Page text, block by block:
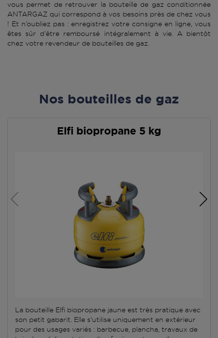
vous permet de retrouver la bouteille de gaz conditionnée
ANTARGAZ qui correspond à vos besoins près de chez vous
! Et n’oubliez pas : enregistrez votre consigne en ligne, vous
êtes sûr d’être remboursé intégralement à vie. A bientôt
chez votre revendeur de bouteilles de gaz.
Nos bouteilles de gaz
Elfi biopropane 5 kg
La bouteille Elfi biopropane jaune est très pratique avec
son petit gabarit. Elle s'utilise uniquement en extérieur
pour des usages variés : barbecue, plancha, travaux de